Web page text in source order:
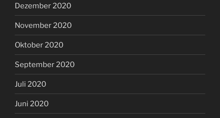
Dezember 2020
November 2020
Oktober 2020
September 2020
Juli 2020
Juni 2020